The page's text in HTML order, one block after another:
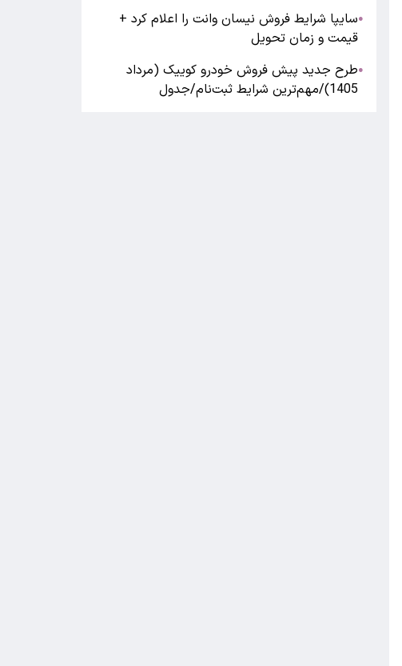
●سایپا شرایط فروش نیسان وانت را اعلام کرد +
قیمت و زمان تحویل
●طرح جدید پیش فروش خودرو کوییک (مرداد
1405)/مهم‌ترین شرایط ثبت‌نام/جدول